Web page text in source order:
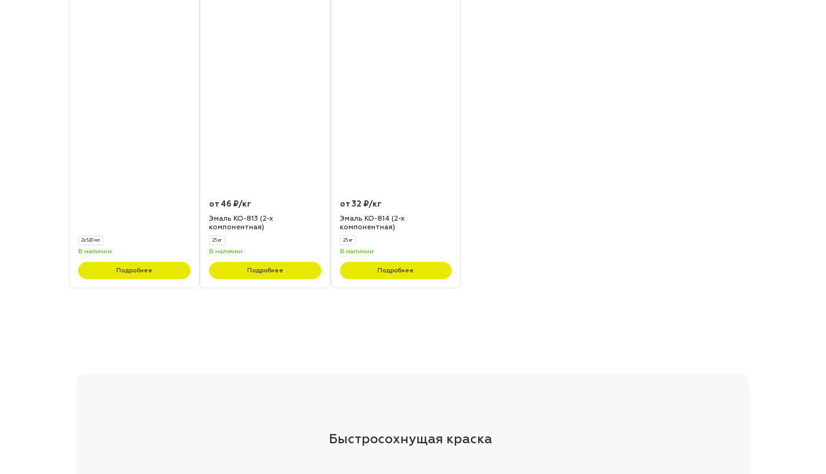
2х520 мл
В наличии
Подробнее
от 46 ₽/кг
Эмаль КО-813 (2-х
компонентная)
25 кг
В наличии
Подробнее
от 32 ₽/кг
Эмаль КО-814 (2-х
компонентная)
25 кг
В наличии
Подробнее
Быстросохнущая краска